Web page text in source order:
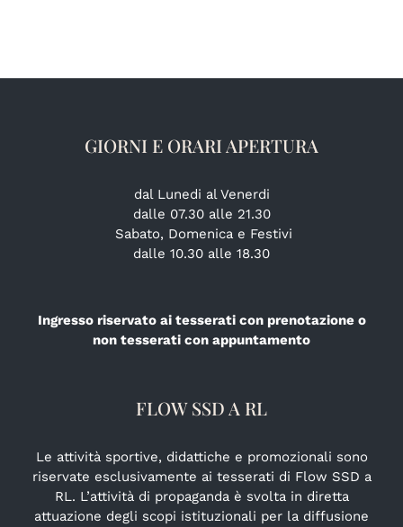
GIORNI E ORARI APERTURA
dal Lunedi al Venerdi
dalle 07.30 alle 21.30
Sabato, Domenica e Festivi
dalle 10.30 alle 18.30
Ingresso riservato ai tesserati con prenotazione o
non tesserati con appuntamento
FLOW SSD A RL
Le attività sportive, didattiche e promozionali sono
riservate esclusivamente ai tesserati di Flow SSD a
RL. L’attività di propaganda è svolta in diretta
attuazione degli scopi istituzionali per la diffusione